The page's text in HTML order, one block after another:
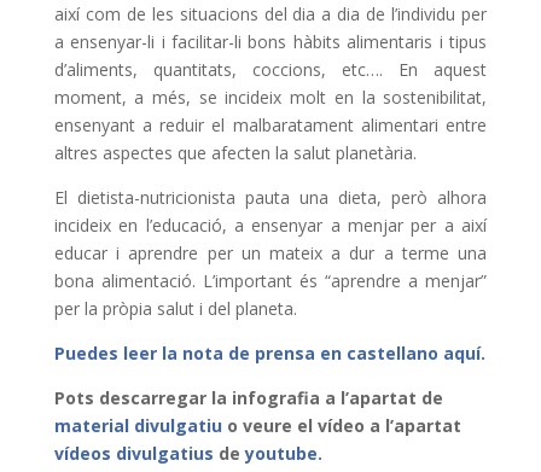
així com de les situacions del dia a dia de l’individu per
a ensenyar-li i facilitar-li bons hàbits alimentaris i tipus
d’aliments, quantitats, coccions, etc…. En aquest
moment, a més, se incideix molt en la sostenibilitat,
ensenyant a reduir el malbaratament alimentari entre
altres aspectes que afecten la salut planetària.
El dietista-nutricionista pauta una dieta, però alhora
incideix en l’educació, a ensenyar a menjar per a així
educar i aprendre per un mateix a dur a terme una
bona alimentació. L’important és “aprendre a menjar”
per la pròpia salut i del planeta.
Puedes leer la nota de prensa en castellano aquí.
Pots descarregar la infografia a l’apartat de
material divulgatiuo veure el vídeo a l’apartat
vídeos divulgatius deyoutube.